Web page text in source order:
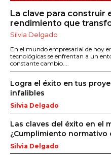
La clave para construir
rendimiento que
Silvia Delgado
En el mundo empresarial de hoy
tecnológicas se enfrentan a un
constante cambio....
Logra el éxito en tus
infalibles
Silvia Delgado
Las claves del éxito en el
¿Cumplimiento normativo
Silvia Delgado